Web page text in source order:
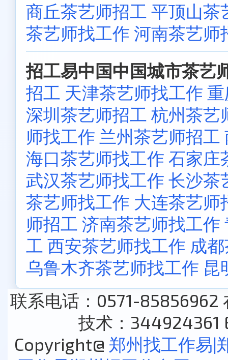
商丘茶艺师招工 平顶山茶
茶艺师找工作 河南茶艺师
招工易中国中国城市茶艺
招工 天津茶艺师找工作
深圳茶艺师招工 杭州茶艺
师找工作 兰州茶艺师招工
海口茶艺师找工作 石家庄
武汉茶艺师找工作 长沙茶
茶艺师找工作 大连茶艺师
师招工 济南茶艺师找工作
工 西安茶艺师找工作 成
乌鲁木齐茶艺师找工作 昆
联系电话：0571-85856962
技术：344924361
Copyright@ 郑州找工作易|